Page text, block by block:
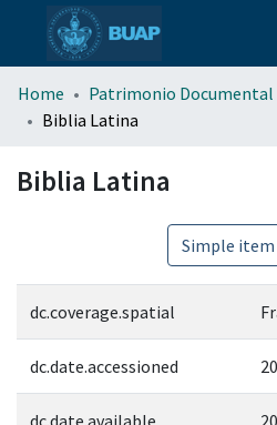
menu.section.about_menu
Home Patrimonio Documental
Biblia Latina
Biblia Latina
Simple item
dc.coverage.spatial
dc.date.accessioned
dc.date.available